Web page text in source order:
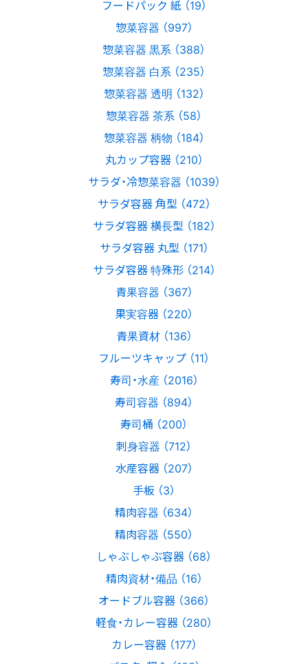
フードパック 紙 （19）
惣菜容器 （997）
惣菜容器 黒系 （388）
惣菜容器 白系 （235）
惣菜容器 透明 （132）
惣菜容器 茶系 （58）
惣菜容器 柄物 （184）
丸カップ容器 （210）
サラダ・冷惣菜容器 （1039）
サラダ容器 角型 （472）
サラダ容器 横長型 （182）
サラダ容器 丸型 （171）
サラダ容器 特殊形 （214）
青果容器 （367）
果実容器 （220）
青果資材 （136）
フルーツキャップ （11）
寿司・水産 （2016）
寿司容器 （894）
寿司桶 （200）
刺身容器 （712）
水産容器 （207）
手板 （3）
精肉容器 （634）
精肉容器 （550）
しゃぶしゃぶ容器 （68）
精肉資材・備品 （16）
オードブル容器 （366）
軽食・カレー容器 （280）
カレー容器 （177）